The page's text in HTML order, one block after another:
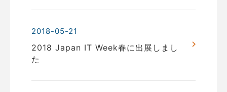
2018-05-21
2018 Japan IT Week春に出展しまし
た